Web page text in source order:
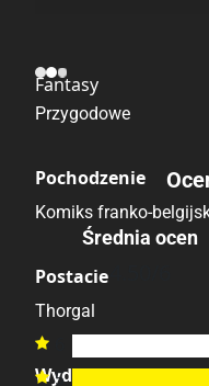
Fantasy
Przygodowe
Pochodzenie
Komiks franko-
Postacie
Thorgal
Wydawca Polski
Średnia ocen

5